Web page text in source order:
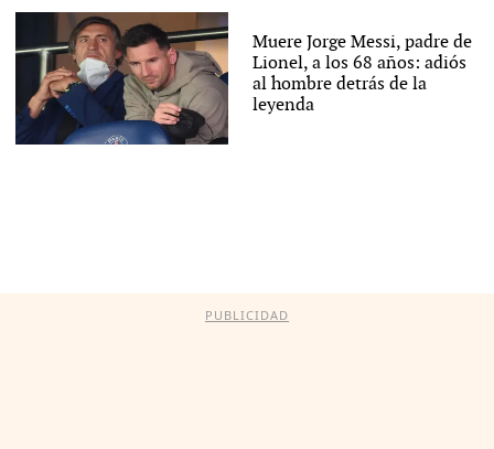
Muere Jorge Messi, padre de
Lionel, a los 68 años: adiós
al hombre detrás de la
leyenda
PUBLICIDAD